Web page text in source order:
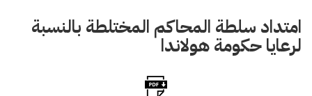
امتداد سلطة المحاكم المختلطة بالنسبة
لرعايا حكومة هولاندا